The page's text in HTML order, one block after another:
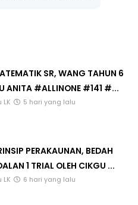
SR, WANG TAHUN 6
ANITA #ALLINONE #141 #...
LK 5 hari yang lalu
PERAKAUNAN, BEDAH
1 TRIAL OLEH CIKGU ...
LK 6 hari yang lalu